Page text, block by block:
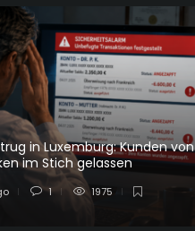
in Luxemburg: Kunden von
im Stich gelassen
1 1975